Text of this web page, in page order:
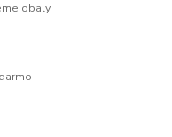
obaly